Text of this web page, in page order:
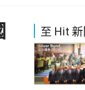
至 Hit